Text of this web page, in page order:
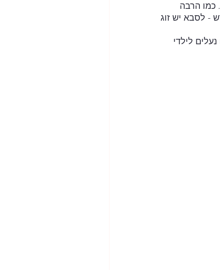
כמו הרבה
- לסבא יש זוג
לילדי